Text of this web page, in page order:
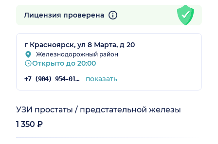
Лицензия проверена
г Красноярск, ул 8 Марта, д 20
Железнодорожный район
Открыто до 20:00
+7 (904) 954-01-82 показать
УЗИ простаты / предстательной железы
1 350 ₽